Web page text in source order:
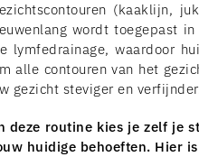
(kaaklijn,
wordt toegepast
lymfedrainage, waardoor
alle contouren van het
gezicht steviger en
deze routine kies je zelf je
huidige behoeften. Hier